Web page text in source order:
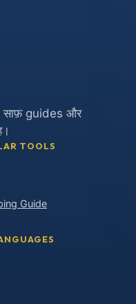
साफ़ guides और
TOOLS
Guide